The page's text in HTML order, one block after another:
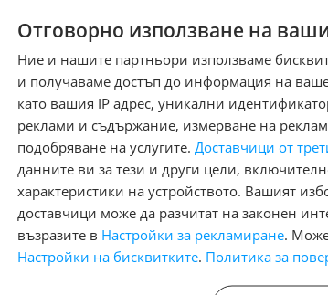
Ръчна
Товарен
сменени ремъци ролки и
Особености - Адаптивни
програма за стабилизиране,
регистрация, Лети джанти,
Система за контрол на
изводи, Bluetooth \ handsfree
Регион:
обл. Бургас, гр. Средец
и 7 снимки Добави в бележника
Тръмп каза, че според него
преди 44 минути
Отговорно използване на
Ние и нашите партньори използваме
и получаваме достъп до информация на
като вашия IP адрес, уникални
реклами и съдържание, измерване на
подобряване на услугите. Доставчици от
данните ви за тези и други цели,
характеристики на устройството. Вашият
доставчици може да разчитат на законен
възразите в Настройки за рекламиране.
Настройки на бисквитките. Политика за